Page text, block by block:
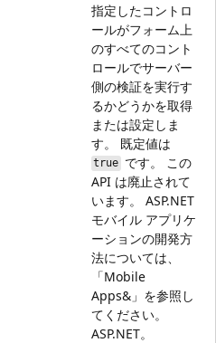
指定したコントロ
ールがフォーム上
のすべてのコント
ロールでサーバー
側の検証を実行す
るかどうかを取得
または設定しま
す。 既定値は
trueです。 この
API は廃止されて
います。 ASP.NET
モバイル アプリケ
ーションの開発方
法については、
「Mobile
Apps&」を参照し
てください。
ASP.NET。